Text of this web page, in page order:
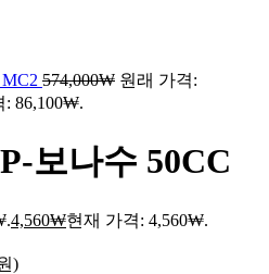
574,000₩ 원래 가격:
: 86,100₩.
보나수 50CC
4,560₩현재 가격: 4,560₩.
)